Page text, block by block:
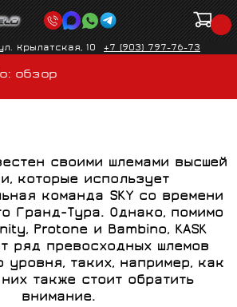
Крылатская, 10 +7 (903) 797-76-73
обзор
своими шлемами высшей
которые использует
команда SKY со времени
Гранд-Тура. Однако, помимо
Protone и Bambino, KASK
ряд превосходных шлемов
уровня, таких, например, как
также стоит обратить
внимание.